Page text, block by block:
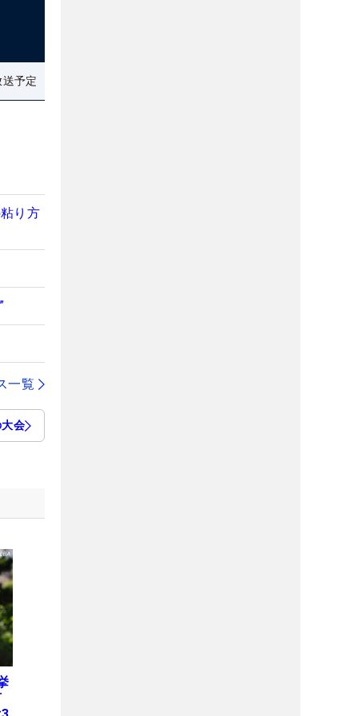
予定
り方
一覧
会